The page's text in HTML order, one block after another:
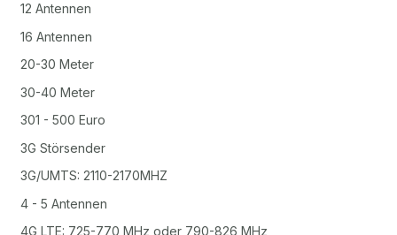
12 Antennen
16 Antennen
20-30 Meter
30-40 Meter
301 - 500 Euro
3G Störsender
3G/UMTS: 2110-2170MHZ
4 - 5 Antennen
4G LTE: 725-770 MHz oder 790-826 MHz